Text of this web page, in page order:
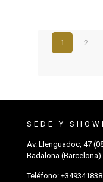
1 2
SEDE Y
Av. Llenguadoc, 47
Badalona (Barcelona)
Teléfono: